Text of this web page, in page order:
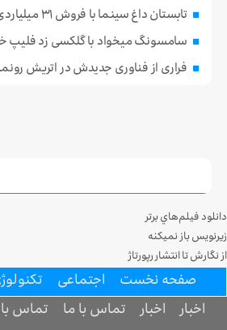
تابستان داغ سینما با فروش ۳۱ میلیاردی
سامسونگ میخواد با گلکسی زد فلیپ
فراری از فناوری جدیدش در اتریش
دانلود فيلم‌هاي برتر
زيرنويس باز نميکنه
از نگارش تا انتشار رپورتاژ
صفحه نخست اجتماعی
اخبار
اخبار تماس با ما تماس